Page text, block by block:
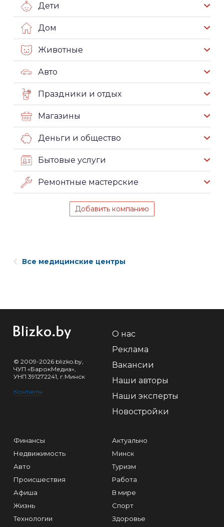
Дети
Дом
Животные
Авто
Праздники и отдых
Магазины
Деньги и общество
Бытовые услуги
Ремонтные мастерские
Добавить компанию
Все медицинские центры
© 2009-2026 blizko.by,
ЧУП «БарокМедиа»,
УНП 391272241, г.Минск
Контакты
О нас
Реклама
Вакансии
Наши авторы
Наши эксперты
Новостройки
Финансы
Недвижимость
Авто
Происшествия
Афиша
Жизнь
Технологии
Актуально
Минск
Туризм
Работа
В мире
Спорт
Здоровье